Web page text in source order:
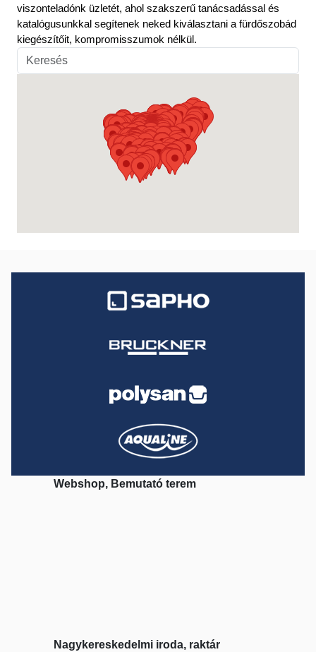
viszonteladónk üzletét, ahol szakszerű tanácsadással és
katalógusunkkal segítenek neked kiválasztani a fürdőszobád
kiegészítőit, kompromisszumok nélkül.
Webshop, Bemutató terem
Nagykereskedelmi iroda, raktár